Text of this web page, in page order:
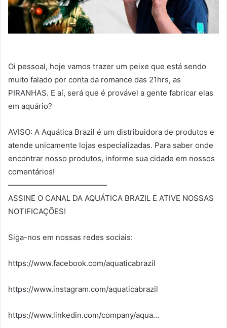
Oi pessoal, hoje vamos trazer um peixe que está sendo
muito falado por conta da romance das 21hrs, as
PIRANHAS. E aí, será que é provável a gente fabricar elas
em aquário?
AVISO: A Aquática Brazil é um distribuidora de produtos e
atende unicamente lojas especializadas. Para saber onde
encontrar nosso produtos, informe sua cidade em nossos
comentários!
—————————————
ASSINE O CANAL DA AQUÁTICA BRAZIL E ATIVE NOSSAS
NOTIFICAÇÕES!
Siga-nos em nossas redes sociais:
https://www.facebook.com/aquaticabrazil
https://www.instagram.com/aquaticabrazil
https://www.linkedin.com/company/aqua…